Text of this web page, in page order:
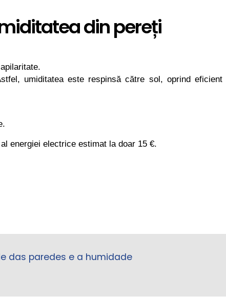
din pereți
umiditatea este respinsă către sol, oprind eficient
energiei electrice estimat la doar 15 €.
das paredes e a humidade